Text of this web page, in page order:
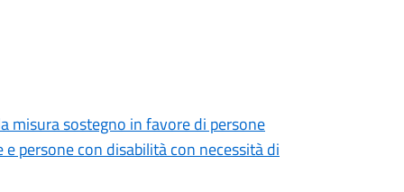
misura sostegno in favore di persone
persone con disabilità con necessità di